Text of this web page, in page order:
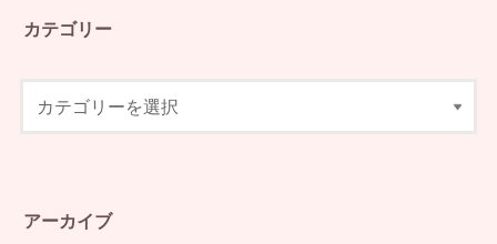
カテゴリー
アーカイブ